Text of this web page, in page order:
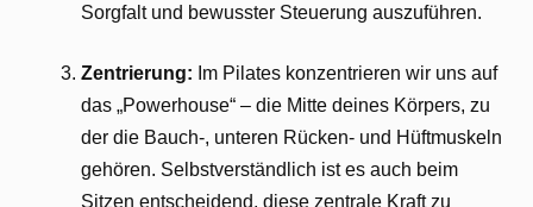
Sorgfalt und bewusster Steuerung auszuführen.
Zentrierung: Im Pilates konzentrieren wir uns auf
das „Powerhouse“ – die Mitte deines Körpers, zu
der die Bauch-, unteren Rücken- und Hüftmuskeln
gehören. Selbstverständlich ist es auch beim
Sitzen entscheidend, diese zentrale Kraft zu